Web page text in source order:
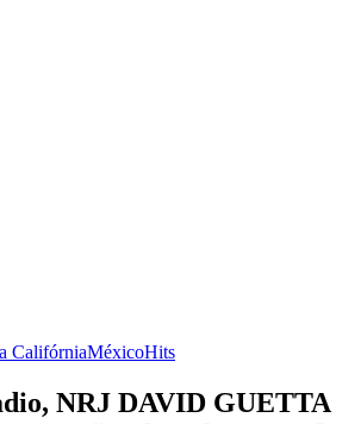
CalifórniaMéxicoHits
NRJ DAVID GUETTA